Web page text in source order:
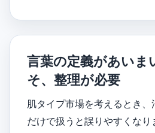
言葉の定義があいま
そ、整理が必要
肌タイプ市場を考えるとき、
だけで扱うと誤りやすくなり